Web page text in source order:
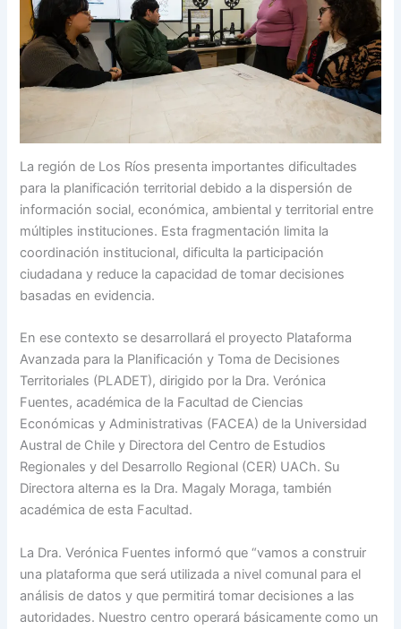
La región de Los Ríos presenta importantes dificultades
para la planificación territorial debido a la dispersión de
información social, económica, ambiental y territorial entre
múltiples instituciones. Esta fragmentación limita la
coordinación institucional, dificulta la participación
ciudadana y reduce la capacidad de tomar decisiones
basadas en evidencia.
En ese contexto se desarrollará el proyecto Plataforma
Avanzada para la Planificación y Toma de Decisiones
Territoriales (PLADET), dirigido por la Dra. Verónica
Fuentes, académica de la Facultad de Ciencias
Económicas y Administrativas (FACEA) de la Universidad
Austral de Chile y Directora del Centro de Estudios
Regionales y del Desarrollo Regional (CER) UACh. Su
Directora alterna es la Dra. Magaly Moraga, también
académica de esta Facultad.
La Dra. Verónica Fuentes informó que “vamos a construir
una plataforma que será utilizada a nivel comunal para el
análisis de datos y que permitirá tomar decisiones a las
autoridades. Nuestro centro operará básicamente como un